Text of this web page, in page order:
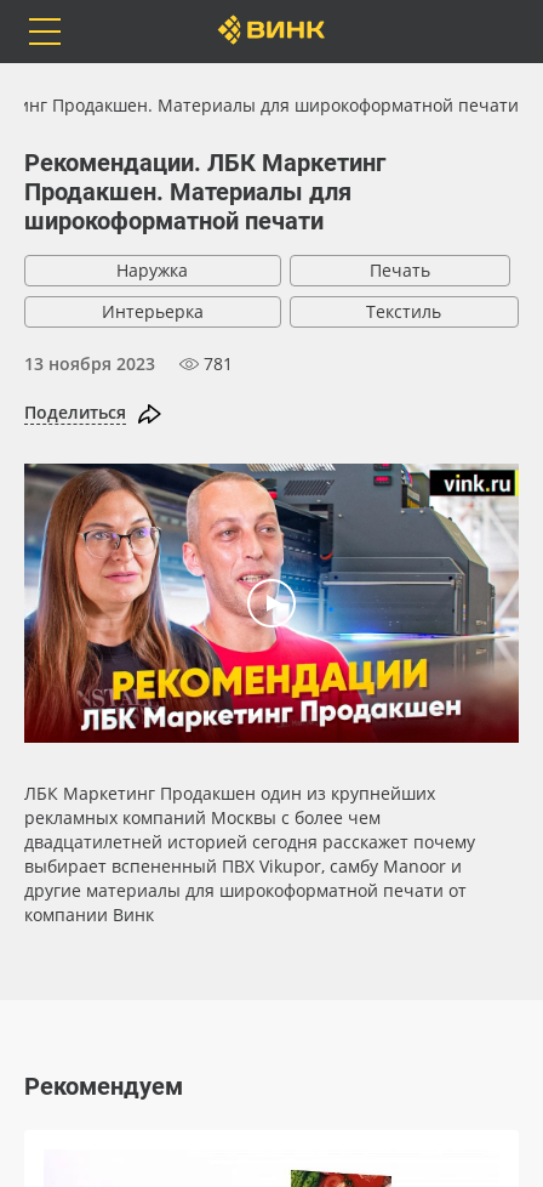
Каталог
Orafol
Бренды
Доставка
Оплата
Сервис
Инструкции
Компания
Контакты
Блог
Поставщикам
Весь каталог
Рулонные материалы
Самоклеящиеся плёнки
Листовые материалы
Чернила
Клей, скотчи и крепёж
Мобильные конструкции и POS-материалы
Профильные системы
Сублимация и термотрансфер
Светотехника
Инженерные пластики
Продакшен. Материалы для широкоформатной печати
Рекомендации. ЛБК Маркетинг
Продакшен. Материалы для
широкоформатной печати
Наружка
Интерьерка
Печать
Текстиль
13 ноября 2023 781
Поделиться
ЛБК Маркетинг Продакшен один из крупнейших
рекламных компаний Москвы с более чем
двадцатилетней историей сегодня расскажет почему
выбирает вспененный ПВХ Vikupor, самбу Manoor и
другие материалы для широкоформатной печати от
компании Винк
Рекомендуем